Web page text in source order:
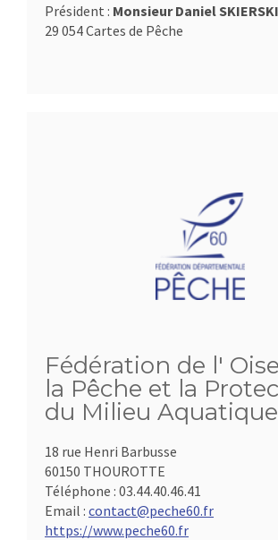
Président : Monsieur Daniel SKIERSKI
29 054 Cartes de Pêche
Fédération de l'
la Pêche et la
du Milieu Aquatique
18 rue Henri Barbusse
60150 THOUROTTE
Téléphone : 03.44.40.46.41
Email : contact@peche60.fr
https://www.peche60.fr